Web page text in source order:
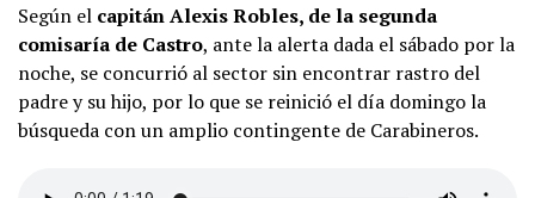
Según el capitán Alexis Robles, de la segunda
comisaría de Castro, ante la alerta dada el sábado por la
noche, se concurrió al sector sin encontrar rastro del
padre y su hijo, por lo que se reinició el día domingo la
búsqueda con un amplio contingente de Carabineros.